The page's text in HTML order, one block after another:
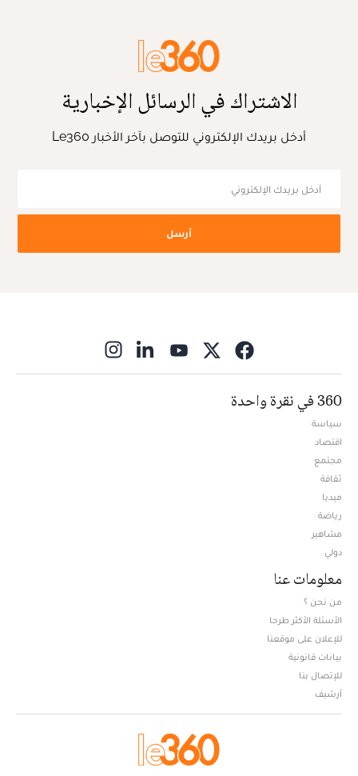
الاشتراك في الرسائل الإخبارية
أدخل بريدك الإلكتروني للتوصل بآخر الأخبار Le360
أرسل
360 في نقرة واحدة
سياسة
اقتصاد
مجتمع
ثقافة
ميديا
رياضة
مشاهير
دولي
معلومات عنا
من نحن ؟
الأسئلة الأكثر طرحا
للإعلان على موقعنا
بيانات قانونية
للإتصال بنا
أرشيف